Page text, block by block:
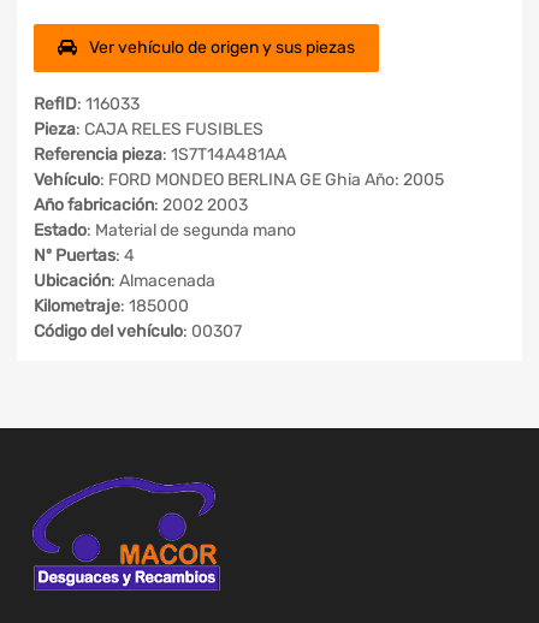
Ver vehículo de origen y sus piezas
RefID: 116033
Pieza: CAJA RELES FUSIBLES
Referencia pieza: 1S7T14A481AA
Vehículo: FORD MONDEO BERLINA GE Ghia Año: 2005
Año fabricación: 2002 2003
Estado: Material de segunda mano
Nº Puertas: 4
Ubicación: Almacenada
Kilometraje: 185000
Código del vehículo: 00307